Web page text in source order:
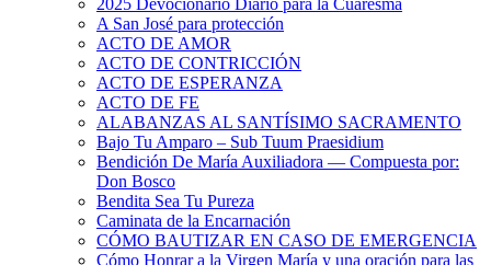
2025 Devocionario Diario para la Cuaresma
A San José para protección
ACTO DE AMOR
ACTO DE CONTRICCIÓN
ACTO DE ESPERANZA
ACTO DE FE
ALABANZAS AL SANTÍSIMO SACRAMENTO
Bajo Tu Amparo – Sub Tuum Praesidium
Bendición De María Auxiliadora — Compuesta por:
Don Bosco
Bendita Sea Tu Pureza
Caminata de la Encarnación
CÓMO BAUTIZAR EN CASO DE EMERGENCIA
Cómo Honrar a la Virgen María y una oración para las